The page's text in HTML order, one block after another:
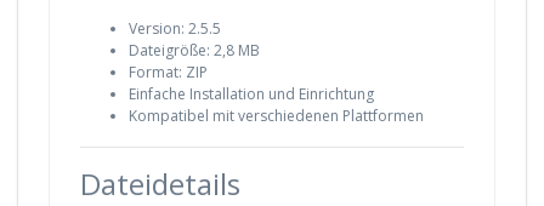
Version: 2.5.5
Dateigröße: 2,8 MB
Format: ZIP
Einfache Installation und Einrichtung
Kompatibel mit verschiedenen Plattformen
Dateidetails